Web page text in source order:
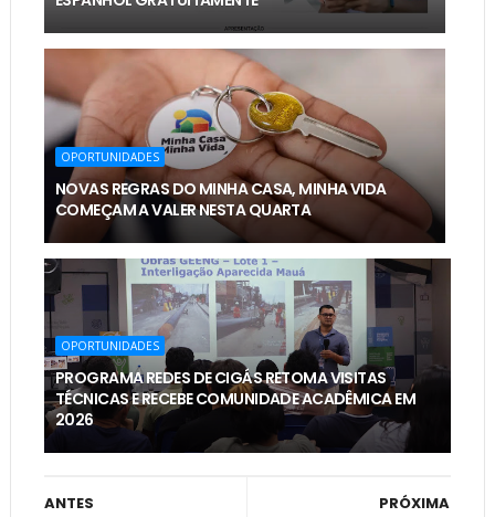
OPORTUNIDADES
NOVAS REGRAS DO MINHA CASA, MINHA VIDA
COMEÇAM A VALER NESTA QUARTA
OPORTUNIDADES
PROGRAMA REDES DE CIGÁS RETOMA VISITAS
TÉCNICAS E RECEBE COMUNIDADE ACADÊMICA EM
2026
PRÓXIMA
ANTES